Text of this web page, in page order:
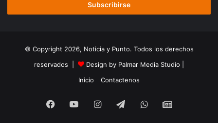
© Copyright 2026, Noticia y Punto. Todos los derechos
reservados |
Design by Palmar Media Studio
Inicio
Contactenos
FacebookYouTubeInstagramTelegramWhatsApp